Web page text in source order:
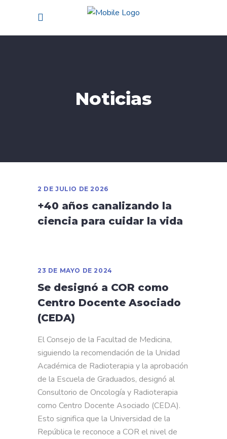
Noticias
2 DE JULIO DE 2026
+40 años canalizando la
ciencia para cuidar la vida
23 DE MAYO DE 2024
Se designó a COR como
Centro Docente Asociado
(CEDA)
El Consejo de la Facultad de Medicina,
siguiendo la recomendación de la Unidad
Académica de Radioterapia y la aprobación
de la Escuela de Graduados, designó al
Consultorio de Oncología y Radioterapia
como Centro Docente Asociado (CEDA).
Esto significa que la Universidad de la
República le reconoce a COR el nivel de